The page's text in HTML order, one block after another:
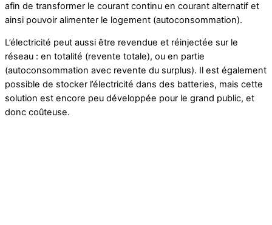
afin de transformer le courant continu en courant alternatif et
ainsi pouvoir alimenter le logement (autoconsommation).
L’électricité peut aussi être revendue et réinjectée sur le
réseau : en totalité (revente totale), ou en partie
(autoconsommation avec revente du surplus). Il est également
possible de stocker l’électricité dans des batteries, mais cette
solution est encore peu développée pour le grand public, et
donc coûteuse.